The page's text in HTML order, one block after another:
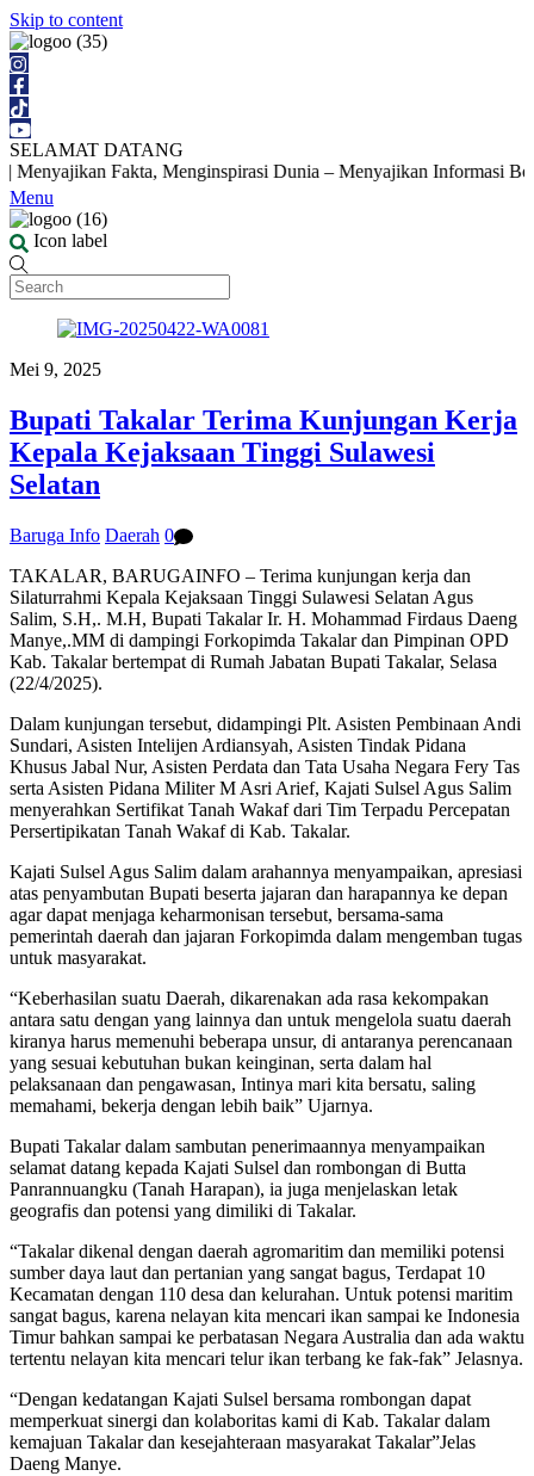
Skip to content
SELAMAT DATANG
Fakta, Menginspirasi Dunia – Menyajikan Informasi
Menu
Icon label
Mei 9, 2025
Bupati Takalar Terima Kunjungan Kerja
Kepala Kejaksaan Tinggi Sulawesi
Selatan
Baruga Info Daerah 0
TAKALAR, BARUGAINFO – Terima kunjungan kerja dan
Silaturrahmi Kepala Kejaksaan Tinggi Sulawesi Selatan Agus
Salim, S.H,. M.H, Bupati Takalar Ir. H. Mohammad Firdaus Daeng
Manye,.MM di dampingi Forkopimda Takalar dan Pimpinan OPD
Kab. Takalar bertempat di Rumah Jabatan Bupati Takalar, Selasa
(22/4/2025).
Dalam kunjungan tersebut, didampingi Plt. Asisten Pembinaan Andi
Sundari, Asisten Intelijen Ardiansyah, Asisten Tindak Pidana
Khusus Jabal Nur, Asisten Perdata dan Tata Usaha Negara Fery Tas
serta Asisten Pidana Militer M Asri Arief, Kajati Sulsel Agus Salim
menyerahkan Sertifikat Tanah Wakaf dari Tim Terpadu Percepatan
Persertipikatan Tanah Wakaf di Kab. Takalar.
Kajati Sulsel Agus Salim dalam arahannya menyampaikan, apresiasi
atas penyambutan Bupati beserta jajaran dan harapannya ke depan
agar dapat menjaga keharmonisan tersebut, bersama-sama
pemerintah daerah dan jajaran Forkopimda dalam mengemban tugas
untuk masyarakat.
“Keberhasilan suatu Daerah, dikarenakan ada rasa kekompakan
antara satu dengan yang lainnya dan untuk mengelola suatu daerah
kiranya harus memenuhi beberapa unsur, di antaranya perencanaan
yang sesuai kebutuhan bukan keinginan, serta dalam hal
pelaksanaan dan pengawasan, Intinya mari kita bersatu, saling
memahami, bekerja dengan lebih baik” Ujarnya.
Bupati Takalar dalam sambutan penerimaannya menyampaikan
selamat datang kepada Kajati Sulsel dan rombongan di Butta
Panrannuangku (Tanah Harapan), ia juga menjelaskan letak
geografis dan potensi yang dimiliki di Takalar.
“Takalar dikenal dengan daerah agromaritim dan memiliki potensi
sumber daya laut dan pertanian yang sangat bagus, Terdapat 10
Kecamatan dengan 110 desa dan kelurahan. Untuk potensi maritim
sangat bagus, karena nelayan kita mencari ikan sampai ke Indonesia
Timur bahkan sampai ke perbatasan Negara Australia dan ada waktu
tertentu nelayan kita mencari telur ikan terbang ke fak-fak” Jelasnya.
“Dengan kedatangan Kajati Sulsel bersama rombongan dapat
memperkuat sinergi dan kolaboritas kami di Kab. Takalar dalam
kemajuan Takalar dan kesejahteraan masyarakat Takalar”Jelas
Daeng Manye.